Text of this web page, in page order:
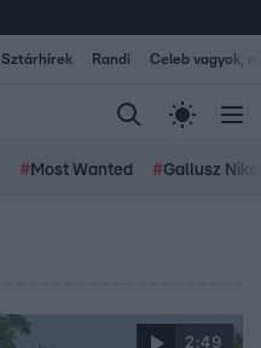
Sztárhírek Randi Celeb vagyok,
# Most Wanted #Gallusz
2:49